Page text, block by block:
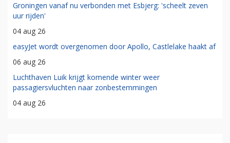
Groningen vanaf nu verbonden met Esbjerg: 'scheelt zeven
uur rijden'
04 aug 26
easyJet wordt overgenomen door Apollo, Castlelake haakt af
06 aug 26
Luchthaven Luik krijgt komende winter weer
passagiersvluchten naar zonbestemmingen
04 aug 26